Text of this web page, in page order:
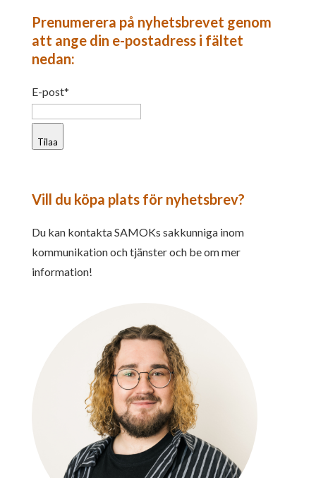
Prenumerera på nyhetsbrevet genom
att ange din e-postadress i fältet
nedan:
E-post*
Tilaa
Vill du köpa plats för nyhetsbrev?
Du kan kontakta SAMOKs sakkunniga inom
kommunikation och tjänster och be om mer
information!